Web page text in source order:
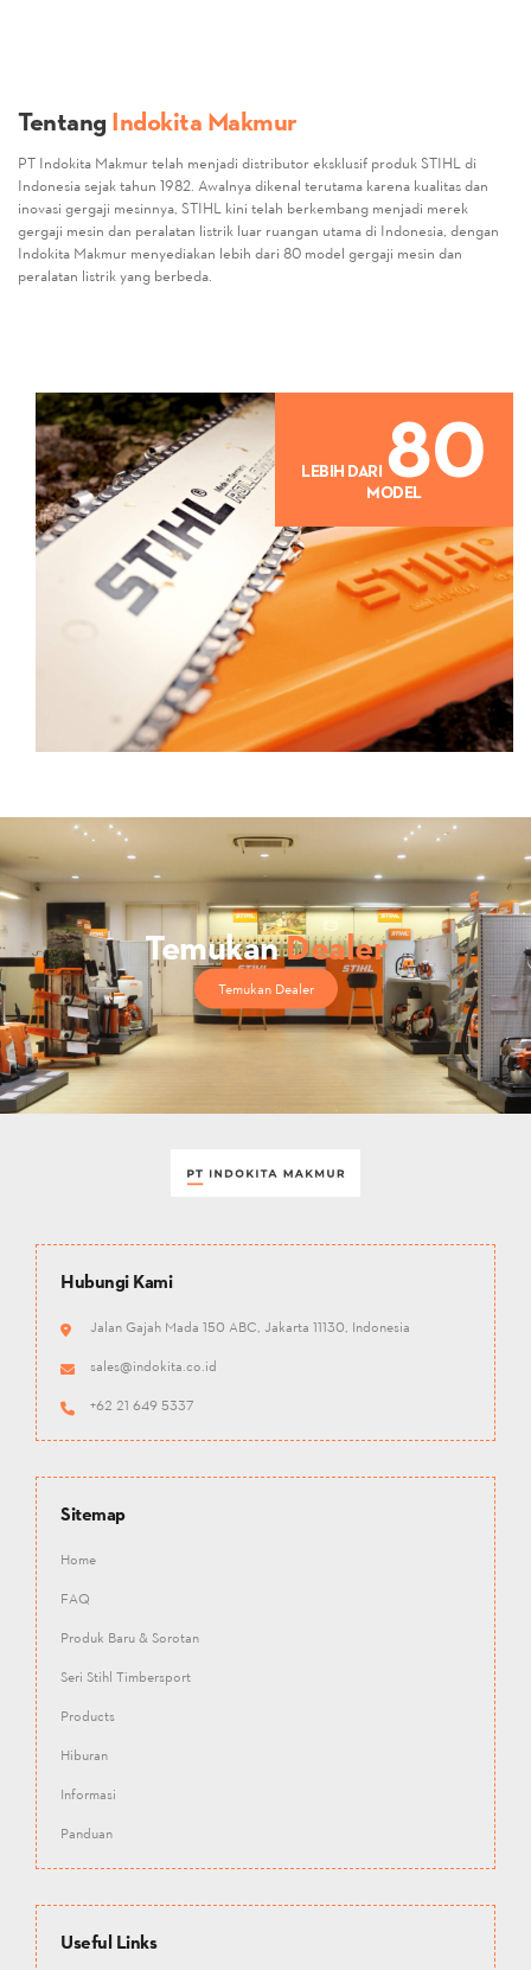
TentangIndokita Makmur
PT Indokita Makmur telah menjadi distributor eksklusif produk STIHL di
Indonesia sejak tahun 1982. Awalnya dikenal terutama karena kualitas dan
inovasi gergaji mesinnya, STIHL kini telah berkembang menjadi merek
gergaji mesin dan peralatan listrik luar ruangan utama di Indonesia, dengan
Indokita Makmur menyediakan lebih dari 80 model gergaji mesin dan
peralatan listrik yang berbeda.
LEBIH DARI 80
MODEL
TemukanDealer
Temukan Dealer
Hubungi Kami
Jalan Gajah Mada 150 ABC, Jakarta 11130, Indonesia
sales@indokita.co.id
+62 21 649 5337
Sitemap
Home
FAQ
Produk Baru & Sorotan
Seri Stihl Timbersport
Products
Hiburan
Informasi
Panduan
Useful Links